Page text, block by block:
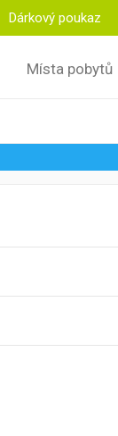
Dárkový poukaz
Místa pobytů